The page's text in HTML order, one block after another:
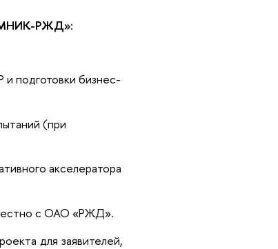
РЖД»:
подготовки бизнес-
(при
акселератора
с ОАО «РЖД».
для заявителей,